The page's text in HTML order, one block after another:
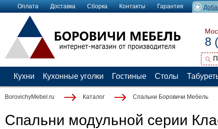
Оплата Доставка Сборка Контакты Гарантия
8
Кухни Кухонные уголки Гостиные Столы
BorovichyMebel.ru Каталог Спальни Боровичи Мебель
Спальни модульной серии